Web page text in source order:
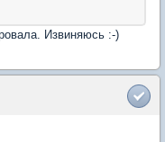
Извиняюсь :-)